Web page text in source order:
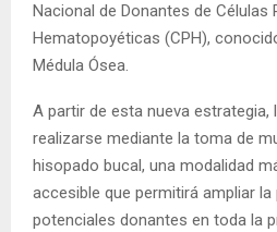
Nacional de Donantes de Células
Hematopoyéticas (CPH),
Médula Ósea.
A partir de esta nueva estrategia,
realizarse mediante la toma de
hisopado bucal, una modalidad
accesible que permitirá ampliar
potenciales donantes en toda la